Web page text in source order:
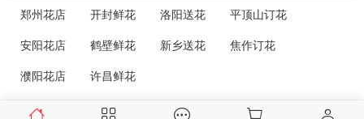
郑州花店 开封鲜花 洛阳送花 平顶山订花
安阳花店 鹤壁鲜花 新乡送花 焦作订花
濮阳花店 许昌鲜花